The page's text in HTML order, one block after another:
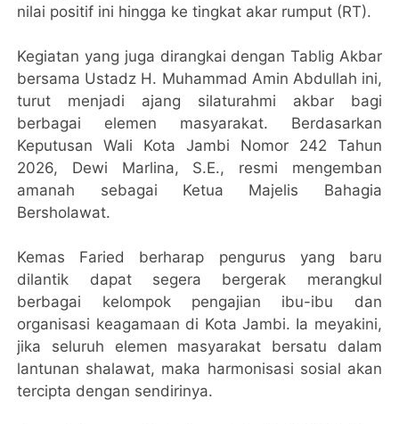
nilai positif ini hingga ke tingkat akar rumput (RT).
Kegiatan yang juga dirangkai dengan Tablig Akbar
bersama Ustadz H. Muhammad Amin Abdullah ini,
turut menjadi ajang silaturahmi akbar bagi
berbagai elemen masyarakat. Berdasarkan
Keputusan Wali Kota Jambi Nomor 242 Tahun
2026, Dewi Marlina, S.E., resmi mengemban
amanah sebagai Ketua Majelis Bahagia
Bersholawat.
​Kemas Faried berharap pengurus yang baru
dilantik dapat segera bergerak merangkul
berbagai kelompok pengajian ibu-ibu dan
organisasi keagamaan di Kota Jambi. Ia meyakini,
jika seluruh elemen masyarakat bersatu dalam
lantunan shalawat, maka harmonisasi sosial akan
tercipta dengan sendirinya.